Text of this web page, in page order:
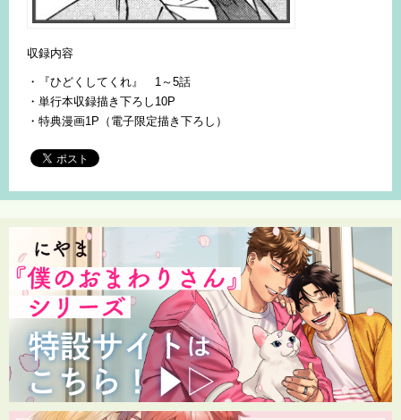
収録内容
・『ひどくしてくれ』 1～5話
・単行本収録描き下ろし10P
・特典漫画1P（電子限定描き下ろし）